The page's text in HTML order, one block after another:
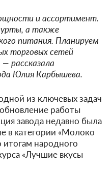
и ассортимент.
а также
питания. Планируем
торговых сетей
рассказала
Юлия Карбышева.
из ключевых задач
работы
завода недавно была
в категории «Молоко
народного
«Лучшие вкусы